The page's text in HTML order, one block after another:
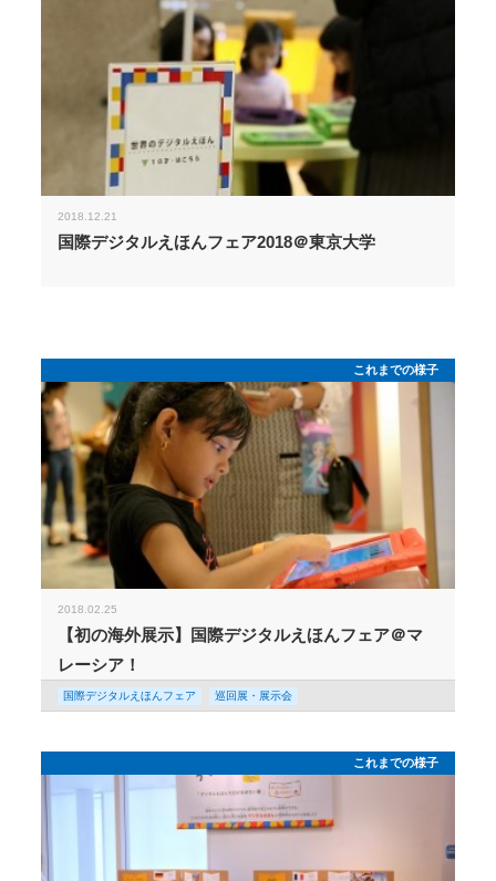
2018.12.21
国際デジタルえほんフェア2018＠東京大学
これまでの様子
2018.02.25
【初の海外展示】国際デジタルえほんフェア＠マ
レーシア！
国際デジタルえほんフェア 巡回展・展示会
これまでの様子